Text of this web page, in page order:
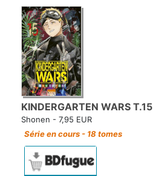
KINDERGARTEN WARS T.15
Shonen - 7,95 EUR
Série en cours - 18 tomes